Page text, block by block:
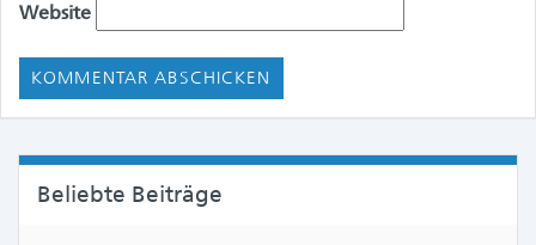
Website
Beliebte Beiträge